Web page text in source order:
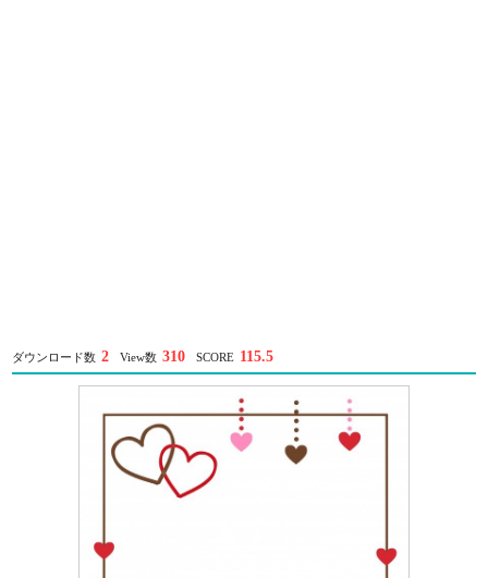
ダウンロード数 2 View数 310 SCORE 115.5